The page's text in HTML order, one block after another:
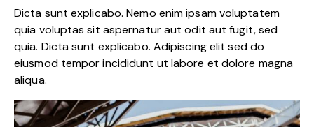
Dicta sunt explicabo. Nemo enim ipsam voluptatem
quia voluptas sit aspernatur aut odit aut fugit, sed
quia. Dicta sunt explicabo. Adipiscing elit sed do
eiusmod tempor incididunt ut labore et dolore magna
aliqua.